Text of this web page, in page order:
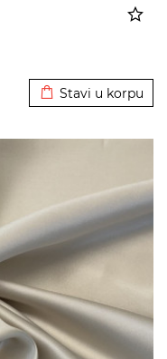
Stavi u korpu